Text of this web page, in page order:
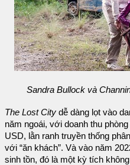
Sandra Bullock và
The Lost City dễ dàng lọt vào
năm ngoái, với doanh thu
USD, lằn ranh truyền thống
với “ăn khách”. Và vào năm
sinh tồn, đó là một kỳ tích